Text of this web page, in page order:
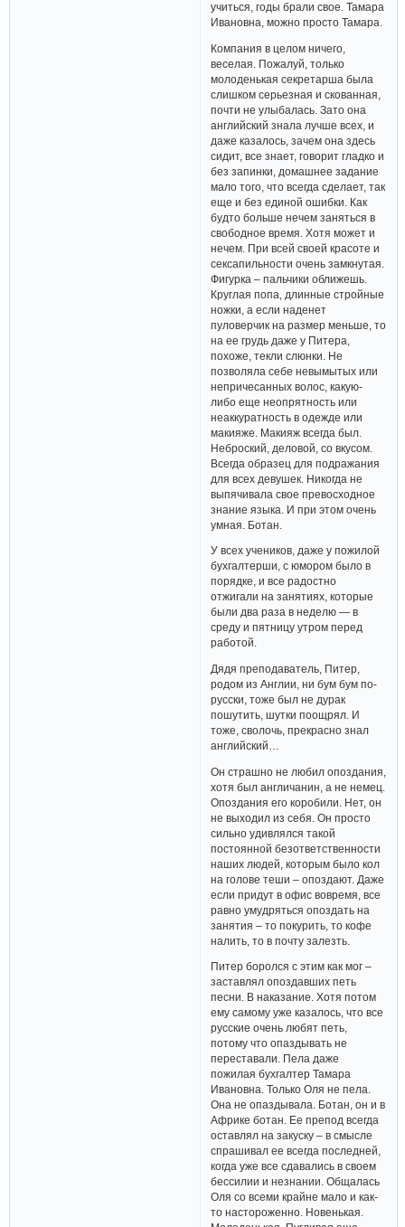
учиться, годы брали свое. Тамара
Ивановна, можно просто Тамара.
Компания в целом ничего,
веселая. Пожалуй, только
молоденькая секретарша была
слишком серьезная и скованная,
почти не улыбалась. Зато она
английский знала лучше всех, и
даже казалось, зачем она здесь
сидит, все знает, говорит гладко и
без запинки, домашнее задание
мало того, что всегда сделает, так
еще и без единой ошибки. Как
будто больше нечем заняться в
свободное время. Хотя может и
нечем. При всей своей красоте и
сексапильности очень замкнутая.
Фигурка – пальчики оближешь.
Круглая попа, длинные стройные
ножки, а если наденет
пуловерчик на размер меньше, то
на ее грудь даже у Питера,
похоже, текли слюнки. Не
позволяла себе невымытых или
непричесанных волос, какую-
либо еще неопрятность или
неаккуратность в одежде или
макияже. Макияж всегда был.
Неброский, деловой, со вкусом.
Всегда образец для подражания
для всех девушек. Никогда не
выпячивала свое превосходное
знание языка. И при этом очень
умная. Ботан.
У всех учеников, даже у пожилой
бухгалтерши, с юмором было в
порядке, и все радостно
отжигали на занятиях, которые
были два раза в неделю — в
среду и пятницу утром перед
работой.
Дядя преподаватель, Питер,
родом из Англии, ни бум бум по-
русски, тоже был не дурак
пошутить, шутки поощрял. И
тоже, сволочь, прекрасно знал
английский…
Он страшно не любил опоздания,
хотя был англичанин, а не немец.
Опоздания его коробили. Нет, он
не выходил из себя. Он просто
сильно удивлялся такой
постоянной безответственности
наших людей, которым было кол
на голове теши – опоздают. Даже
если придут в офис вовремя, все
равно умудряться опоздать на
занятия – то покурить, то кофе
налить, то в почту залезть.
Питер боролся с этим как мог –
заставлял опоздавших петь
песни. В наказание. Хотя потом
ему самому уже казалось, что все
русские очень любят петь,
потому что опаздывать не
переставали. Пела даже
пожилая бухгалтер Тамара
Ивановна. Только Оля не пела.
Она не опаздывала. Ботан, он и в
Африке ботан. Ее препод всегда
оставлял на закуску – в смысле
спрашивал ее всегда последней,
когда уже все сдавались в своем
бессилии и незнании. Общалась
Оля со всеми крайне мало и как-
то настороженно. Новенькая.